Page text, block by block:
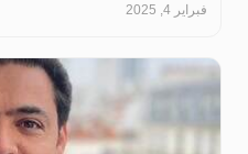
فبراير 4, 2025